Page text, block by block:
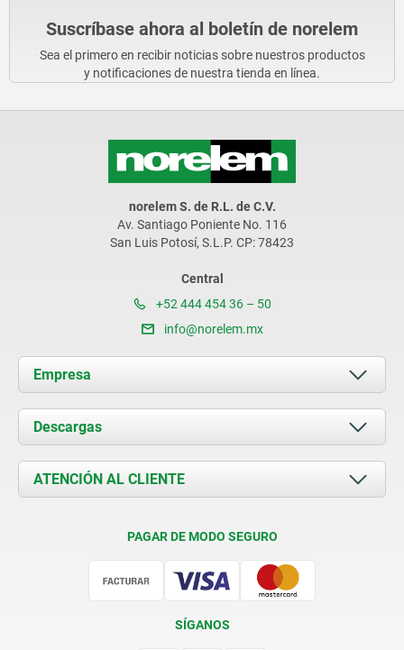
Suscríbase ahora al boletín de norelem
Sea el primero en recibir noticias sobre nuestros productos
y notificaciones de nuestra tienda en línea.
norelem S. de R.L. de C.V.
Av. Santiago Poniente No. 116
San Luis Potosí, S.L.P. CP: 78423
Central
+52 444 454 36 – 50
info@norelem.mx
Empresa
Acerca de nosotros
Novedades
Contacto
Descargas
Documents
ATENCIÓN AL CLIENTE
PAGAR DE MODO SEGURO
SÍGANOS